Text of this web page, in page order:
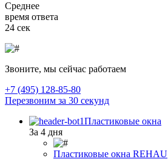
Среднее
время ответа
24 сек
Звоните, мы сейчас работаем
+7 (495) 128-85-80
Перезвоним за 30 секунд
Пластиковые окна
За 4 дня
Пластиковые окна REHAU